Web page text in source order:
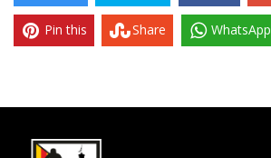
Pin this Share WhatsApp